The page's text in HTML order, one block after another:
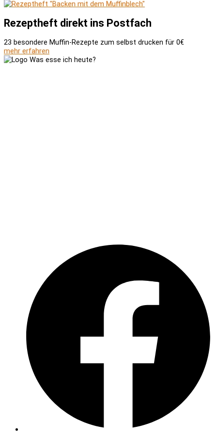
Rezeptheft direkt ins Postfach
23 besondere Muffin-Rezepte zum selbst drucken für 0€
mehr erfahren